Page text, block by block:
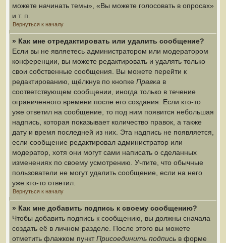
можете начинать темы», «Вы можете голосовать в опросах»
и т. п.
Вернуться к началу
» Как мне отредактировать или удалить сообщение?
Если вы не являетесь администратором или модератором
конференции, вы можете редактировать и удалять только
свои собственные сообщения. Вы можете перейти к
редактированию, щёлкнув по кнопке Правка в
соответствующем сообщении, иногда только в течение
ограниченного времени после его создания. Если кто-то
уже ответил на сообщение, то под ним появится небольшая
надпись, которая показывает количество правок, а также
дату и время последней из них. Эта надпись не появляется,
если сообщение редактировал администратор или
модератор, хотя они могут сами написать о сделанных
изменениях по своему усмотрению. Учтите, что обычные
пользователи не могут удалить сообщение, если на него
уже кто-то ответил.
Вернуться к началу
» Как мне добавить подпись к своему сообщению?
Чтобы добавить подпись к сообщению, вы должны сначала
создать её в личном разделе. После этого вы можете
отметить флажком пунктПрисоединить подпись в форме